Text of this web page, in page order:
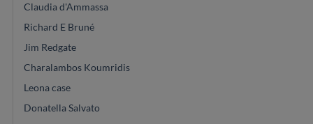
Claudia d'Ammassa
Richard E Bruné
Jim Redgate
Charalambos Koumridis
Leona case
Donatella Salvato